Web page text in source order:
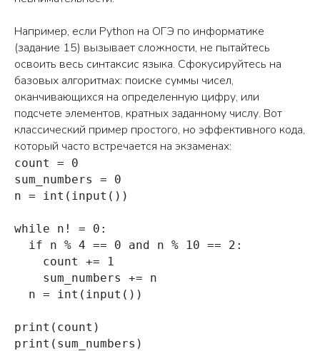
Например, если Python на ОГЭ по информатике
(задание 15) вызывает сложности, не пытайтесь
освоить весь синтаксис языка. Сфокусируйтесь на
базовых алгоритмах: поиске суммы чисел,
оканчивающихся на определенную цифру, или
подсчете элементов, кратных заданному числу. Вот
классический пример простого, но эффективного кода,
который часто встречается на экзаменах:
count = 0
sum_numbers = 0
n = int(input())
while n! = 0:
  if n % 4 == 0 and n % 10 == 2:
    count += 1
    sum_numbers += n
  n = int(input())
print(count)
print(sum_numbers)